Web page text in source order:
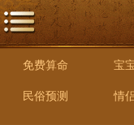
免费算命 宝
民俗预测 情